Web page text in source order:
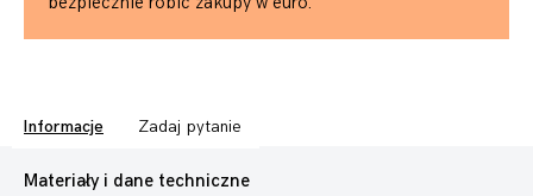
Informacje Zadaj pytanie
Materiały i dane techniczne